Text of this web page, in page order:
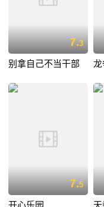
7.3
别拿自己不当干部 龙
7.5